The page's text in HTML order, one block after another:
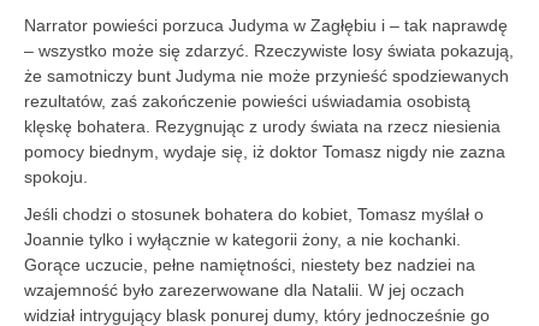
Narrator powieści porzuca Judyma w Zagłębiu i – tak naprawdę
– wszystko może się zdarzyć. Rzeczywiste losy świata pokazują,
że samotniczy bunt Judyma nie może przynieść spodziewanych
rezultatów, zaś zakończenie powieści uświadamia osobistą
klęskę bohatera. Rezygnując z urody świata na rzecz niesienia
pomocy biednym, wydaje się, iż doktor Tomasz nigdy nie zazna
spokoju.
Jeśli chodzi o stosunek bohatera do kobiet, Tomasz myślał o
Joannie tylko i wyłącznie w kategorii żony, a nie kochanki.
Gorące uczucie, pełne namiętności, niestety bez nadziei na
wzajemność było zarezerwowane dla Natalii. W jej oczach
widział intrygujący blask ponurej dumy, który jednocześnie go